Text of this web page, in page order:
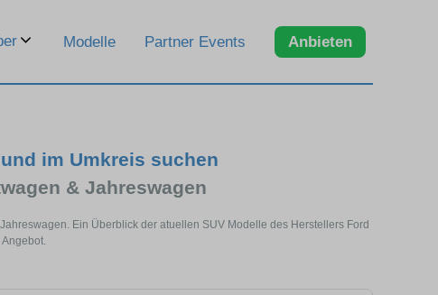
Modelle Partner Events Anbieten
im Umkreis suchen
& Jahreswagen
Ein Überblick der atuellen SUV Modelle des Herstellers Ford